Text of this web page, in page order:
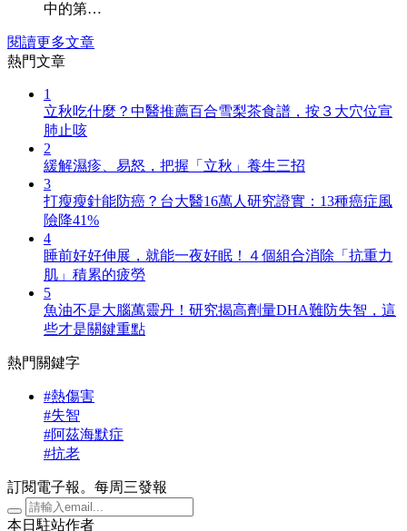
中的第…
閱讀更多文章
熱門文章
1
立秋吃什麼？中醫推薦百合雪梨茶食譜，按３大穴位宣
肺止咳
2
緩解濕疹、易怒，把握「立秋」養生三招
3
打瘦瘦針能防癌？台大醫16萬人研究證實：13種癌症風
險降41%
4
睡前好好伸展，就能一夜好眠！４個組合消除「抗重力
肌」積累的疲勞
5
魚油不是大腦萬靈丹！研究揭高劑量DHA難防失智，這
些才是關鍵重點
熱門關鍵字
#熱傷害
#失智
#阿茲海默症
#抗老
訂閱電子報。每周三發報
本日駐站作者